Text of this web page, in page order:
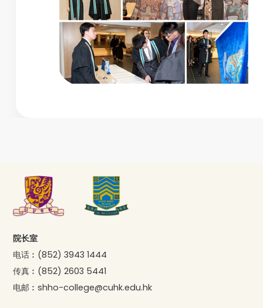
院长室
电话︰ (852) 3943 1444
传真︰ (852) 2603 5441
电邮︰shho-college@cuhk.edu.hk